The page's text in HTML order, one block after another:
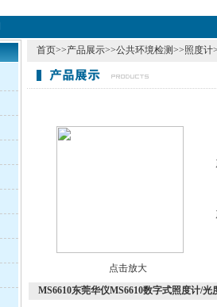
首页>>产品展示>>公共环境检测>>照度计
点击放大
MS6610东莞华仪MS6610数字式照度计/光